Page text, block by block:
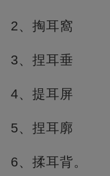
2、掏耳窩
3、捏耳垂
4、提耳屏
5、捏耳廓
6、揉耳背。